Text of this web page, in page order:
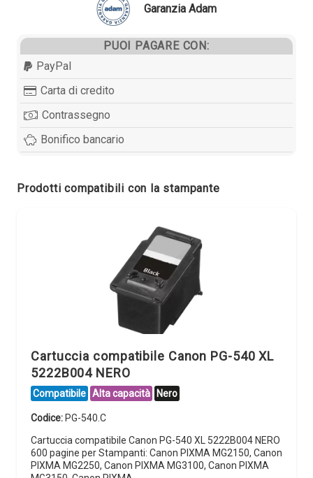
Garanzia Adam
PUOI PAGARE CON:
PayPal
Carta di credito
Contrassegno
Bonifico bancario
Prodotti compatibili con la stampante
Cartuccia compatibile Canon PG-540 XL
5222B004 NERO
Compatibile Alta capacità Nero
Codice: PG-540.C
Cartuccia compatibile Canon PG-540 XL 5222B004 NERO
600 pagine per Stampanti: Canon PIXMA MG2150, Canon
PIXMA MG2250, Canon PIXMA MG3100, Canon PIXMA